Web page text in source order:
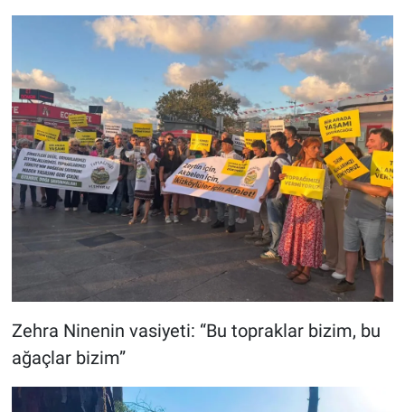
Zehra Ninenin vasiyeti: “Bu topraklar bizim, bu
ağaçlar bizim”